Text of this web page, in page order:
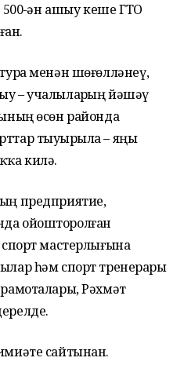
500-ҙән ашыу кеше ГТО
менән шөғөлләнеү,
– учалыларҙың йәшәү
өсөн районда
тыуҙырыла – яңы
килә.
предприятие,
ойошторолған
спорт мастерлығына
һәм спорт тренерҙары
Рәхмәт
сайтынан.